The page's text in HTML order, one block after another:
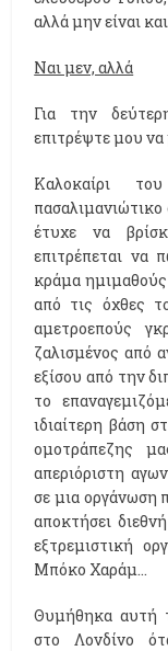
αλλά μην είναι
Ναι μεν, αλλά
Για την
επιτρέψτε μου να
Καλοκαίρι
έτυχε να
επιτρέπεται να
κράμα ημιμαθούς
από τις όχθες
αμετροεπούς
ζαλισμένος από
εξίσου από την
το
ιδιαίτερη βάση
ομοτράπεζης
απεριόριστη
σε μια οργάνωση
αποκτήσει
εξτρεμιστική
Μπόκο Χαράμ…
Θυμήθηκα αυτή
στο Λονδίνο